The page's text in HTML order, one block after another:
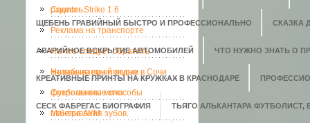
ЩЕБЕНЬ ГРАВИЙНЫЙ БЫСТРО И ПРОФЕССИОНАЛЬНО СКАЗКА
АВАРИЙНОЕ ВСКРЫТИЕ АВТОМОБИЛЕЙ ЧТО НУЖНО ЗНАТЬ О
КРЕАТИВНЫЕ ПРИНТЫ НА КРУЖКАХ В КРАСНОДАРЕ
СЕСК ФАБРЕГАС БИОГРАФИЯ ТЬЯГО АЛЬКАНТАРА ФУТБОЛИСТ,
радость.
Counter-Strike 1.6
Реклама на транспорте
На что следует обратить
внимание при покупке
футбольного мяча
Незабываемый отдых в Сочи
Современные способы
отбеливания зубов.
Мантра АУМ